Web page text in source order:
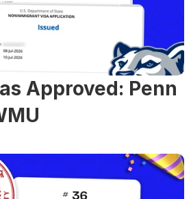
Approved: Penn